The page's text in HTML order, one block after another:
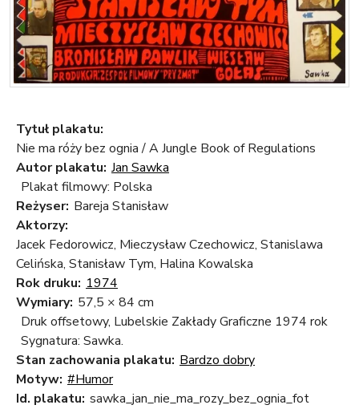
Tytuł plakatu:
Nie ma róży bez ognia / A Jungle Book of Regulations
Autor plakatu: Jan Sawka
Plakat filmowy: Polska
Reżyser: Bareja Stanisław
Aktorzy:
Jacek Fedorowicz, Mieczysław Czechowicz, Stanislawa
Celińska, Stanisław Tym, Halina Kowalska
Rok druku: 1974
Wymiary: 57,5 × 84 cm
Druk offsetowy, Lubelskie Zakłady Graficzne 1974 rok
Sygnatura: Sawka.
Stan zachowania plakatu: Bardzo dobry
Motyw: #Humor
Id. plakatu: sawka_jan_nie_ma_rozy_bez_ognia_fot